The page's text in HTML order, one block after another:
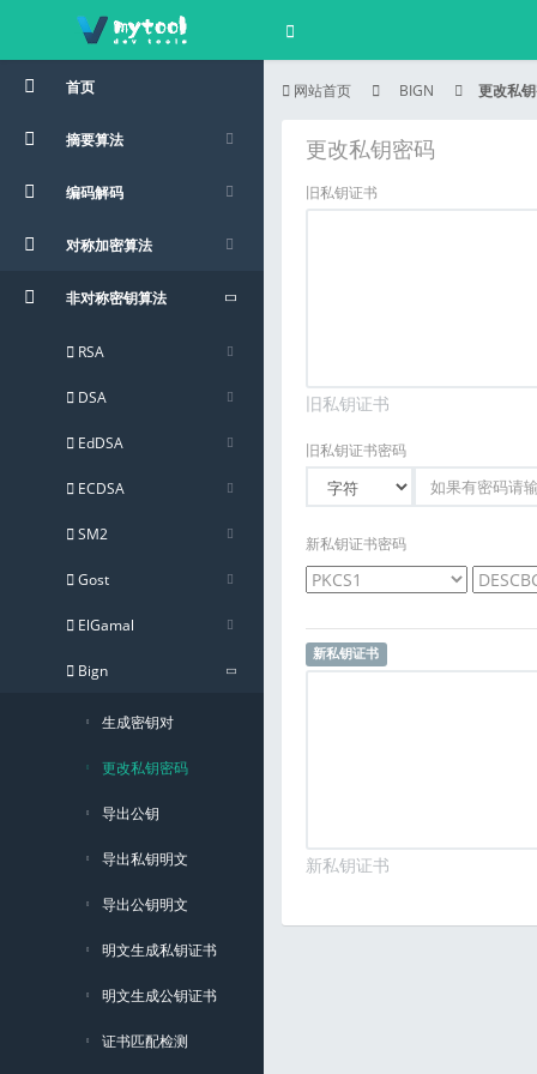
首页
摘要算法
编码解码
对称加密算法
非对称密钥算法
RSA
DSA
EdDSA
ECDSA
SM2
Gost
ElGamal
Bign
生成密钥对
更改私钥密码
导出公钥
导出私钥明文
导出公钥明文
明文生成私钥证书
明文生成公钥证书
证书匹配检测
网站首页 BIGN 更改私
更改私钥密码
旧私钥证书
旧私钥证书
旧私钥证书密码
新私钥证书密码
新私钥证书
新私钥证书